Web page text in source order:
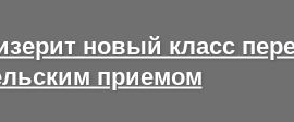
новый класс
приемом